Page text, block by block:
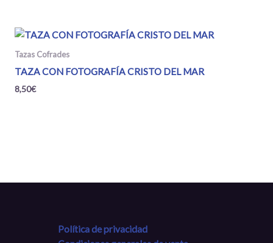
Tazas Cofrades
TAZA CON FOTOGRAFÍA CRISTO DEL MAR
8,50€
Política de privacidad